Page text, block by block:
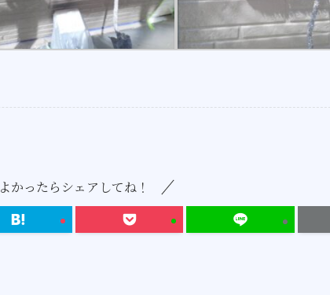
よかったらシェアしてね！